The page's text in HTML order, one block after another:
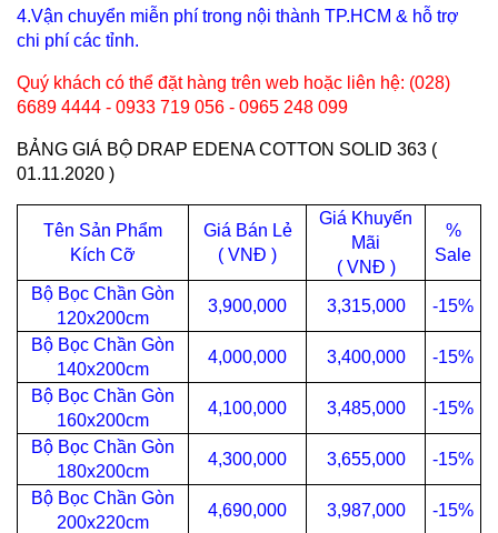
4.Vận chuyển miễn phí trong nội thành TP.HCM & hỗ trợ
chi phí các tỉnh.
Quý khách có thể đặt hàng trên web hoặc liên hệ: (028)
6689 4444 - 0933 719 056 - 0965 248 099
BẢNG GIÁ BỘ DRAP EDENA COTTON SOLID 363 (
01.11.2020 )
Tên Sản Phẩm
Kích Cỡ
Giá Bán Lẻ
( VNĐ )
Giá Khuyến
Mãi
( VNĐ )
%
Sale
Bộ Bọc Chần Gòn
120x200cm
3,900,000 3,315,000 -15%
Bộ Bọc Chần Gòn
140x200cm
4,000,000 3,400,000 -15%
Bộ Bọc Chần Gòn
160x200cm
4,100,000 3,485,000 -15%
Bộ Bọc Chần Gòn
180x200cm
4,300,000 3,655,000 -15%
Bộ Bọc Chần Gòn
200x220cm
4,690,000 3,987,000 -15%